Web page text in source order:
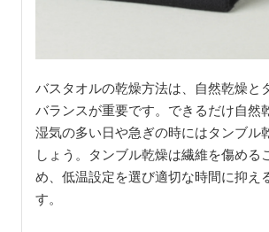
バスタオルの乾燥方法は、自然乾燥と
バランスが重要です。できるだけ自然
湿気の多い日や急ぎの時にはタンブル
しょう。タンブル乾燥は繊維を傷める
め、低温設定を選び適切な時間に抑え
す。